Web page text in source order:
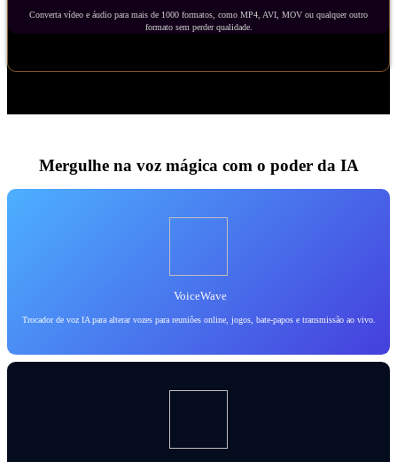
Converta vídeo e áudio para mais de 1000 formatos, como MP4, AVI, MOV ou qualquer outro
formato sem perder qualidade.
Mergulhe na voz mágica com o poder da IA
VoiceWave
Trocador de voz IA para alterar vozes para reuniões online, jogos, bate-papos e transmissão ao vivo.